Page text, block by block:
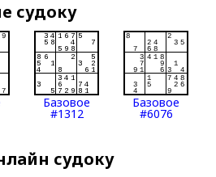
судоку
Базовое
#1312
Базовое
#6076
судоку